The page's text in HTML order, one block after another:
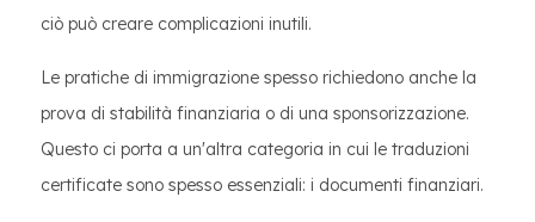
ciò può creare complicazioni inutili.
Le pratiche di immigrazione spesso richiedono anche la
prova di stabilità finanziaria o di una sponsorizzazione.
Questo ci porta a un'altra categoria in cui le traduzioni
certificate sono spesso essenziali: i documenti finanziari.